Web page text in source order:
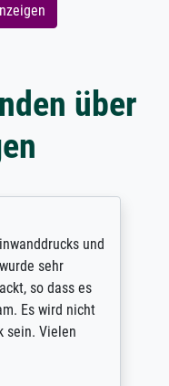
über
und
sehr
so dass es
Es wird nicht
Vielen